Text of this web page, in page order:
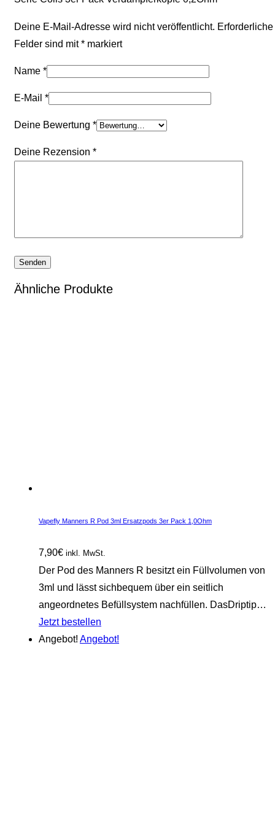
Deine E-Mail-Adresse wird nicht veröffentlicht. Erforderliche
Felder sind mit* markiert
Name *
E-Mail *
Deine Bewertung *
Deine Rezension *
Ähnliche Produkte
Vapefly Manners R Pod 3ml Ersatzpods 3er Pack 1,0Ohm
7,90€ inkl. MwSt.
Der Pod des Manners R besitzt ein Füllvolumen von
3ml und lässt sichbequem über ein seitlich
angeordnetes Befüllsystem nachfüllen. DasDriptip…
Jetzt bestellen
Angebot! Angebot!